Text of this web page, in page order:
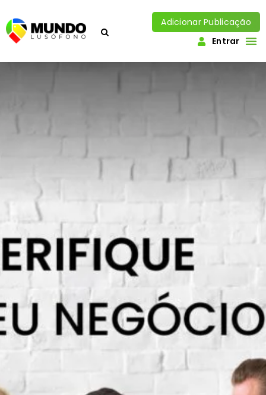
Adicionar Publicação
Entrar